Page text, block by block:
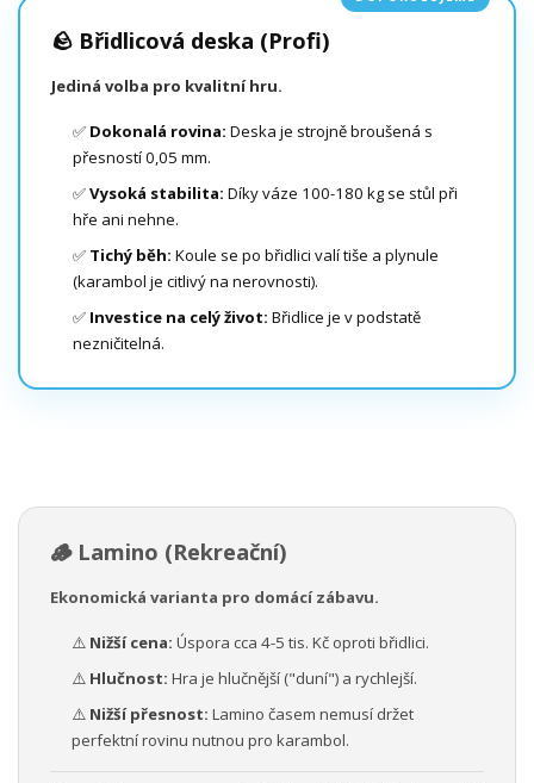
🪨 Břidlicová deska (Profi)
Jediná volba pro kvalitní hru.
✅ Dokonalá rovina: Deska je strojně broušená s
přesností 0,05 mm.
✅Vysoká stabilita: Díky váze 100-180 kg se stůl při
hře ani nehne.
✅ Tichý běh: Koule se po břidlici valí tiše a plynule
(karambol je citlivý na nerovnosti).
✅ Investice na celý život: Břidlice je v podstatě
nezničitelná.
🪵 Lamino (Rekreační)
Ekonomická varianta pro domácí zábavu.
⚠️ Nižší cena: Úspora cca 4-5 tis. Kč oproti břidlici.
⚠️ Hlučnost: Hra je hlučnější ("duní") a rychlejší.
⚠️ Nižší přesnost: Lamino časem nemusí držet
perfektní rovinu nutnou pro karambol.